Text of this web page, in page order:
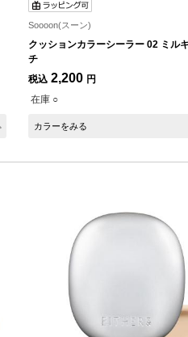
Soooon(スーン)
クッションカラーシーラー 02 ミル
チ
税込 2,200 円
在庫 ○
カラーをみる